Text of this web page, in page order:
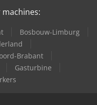
Bosbouw-Limburg
Brabant
Gasturbine